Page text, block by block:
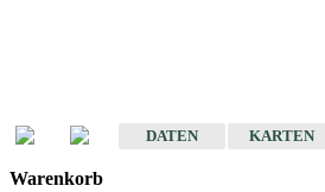
DATEN
KARTEN
Warenkorb